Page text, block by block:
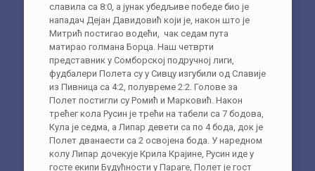
славила са 8:0, а јунак убедљиве победе био је
нападач Дејан Давидовић који је, након што је
Митрић постигао водећи, чак седам пута
матирао голмана Борца. Наш четврти
представник у Сомборској подручној лиги,
фудбалери Полета су у Сивцу изгубили од Славије
из Пивница са 4:2, полувреме 2:2. Голове за
Полет постигли су Ромић и Марковић. Након
трећег кола Русин је трећи на табели са 7 бодова,
Кула је седма, а Липар девети са по 4 бода, док је
Полет дванаести са 2 освојена бода. У наредном
колу Липар дочекује Крила Крајине, Русин иде у
госте екипи Будућности у Параге, Полет је гост